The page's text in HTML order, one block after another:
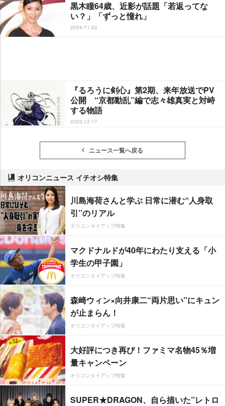
黒木瞳64歳、近影が話題「若返ってな
い？」「ずっと憧れ」
2024-11-22
『るろうに剣心』第2期、来年放送でPV
公開 “京都動乱”編で志々雄真実と対峙
する物語
2023-12-17
ニュース一覧へ戻る
オリコンニュース イチオシ特集
川島海荷さんと学ぶ 日常に潜む“人身取
引”のリアル
オリコンタイアップ特集
マクドナルドが40年にわたり支える「小
学生の甲子園」
オリコンタイアップ特集
森崎ウィン×向井康二“両片思い”にキュン
が止まらん！
オリコンタイアップ特集
大好評につき再び！ファミマ名物45％増
量キャンペーン
オリコンタイアップ特集
SUPER★DRAGON、自ら描いた”レトロ